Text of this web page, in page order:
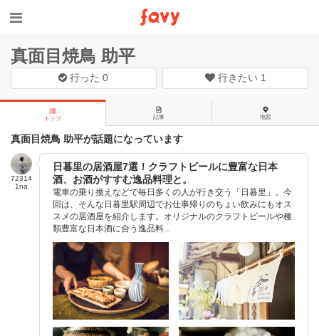
真面目焼鳥 助平
行った0 行きたい 1
トップ 記事 地図
真面目焼鳥 助平が話題になっています
72314
1na
日暮里の居酒屋7選！クラフトビールに豊富な日本
酒、お酒がすすむ逸品料理と。
電車の乗り換えなどで毎日多くの人が行き交う「日暮里」。今
回は、そんな日暮里駅周辺でお仕事帰りのちょい飲みにもオス
スメの居酒屋を紹介します。オリジナルのクラフトビールや種
類豊富な日本酒に合う逸品料...